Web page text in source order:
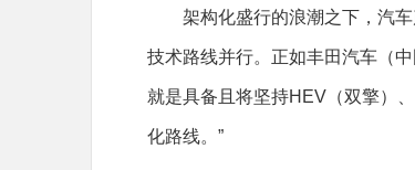
架构化盛行的浪潮之下，汽
技术路线并行。正如丰田汽车（
就是具备且将坚持HEV（双擎）
化路线。”